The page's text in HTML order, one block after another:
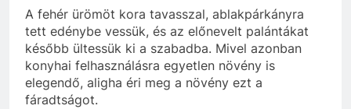
A fehér ürömöt kora tavasszal, ablakpárkányra
tett edénybe vessük, és az előnevelt palántákat
később ültessük ki a szabadba. Mivel azonban
konyhai felhasználásra egyetlen növény is
elegendő, aligha éri meg a növény ezt a
fáradtságot.